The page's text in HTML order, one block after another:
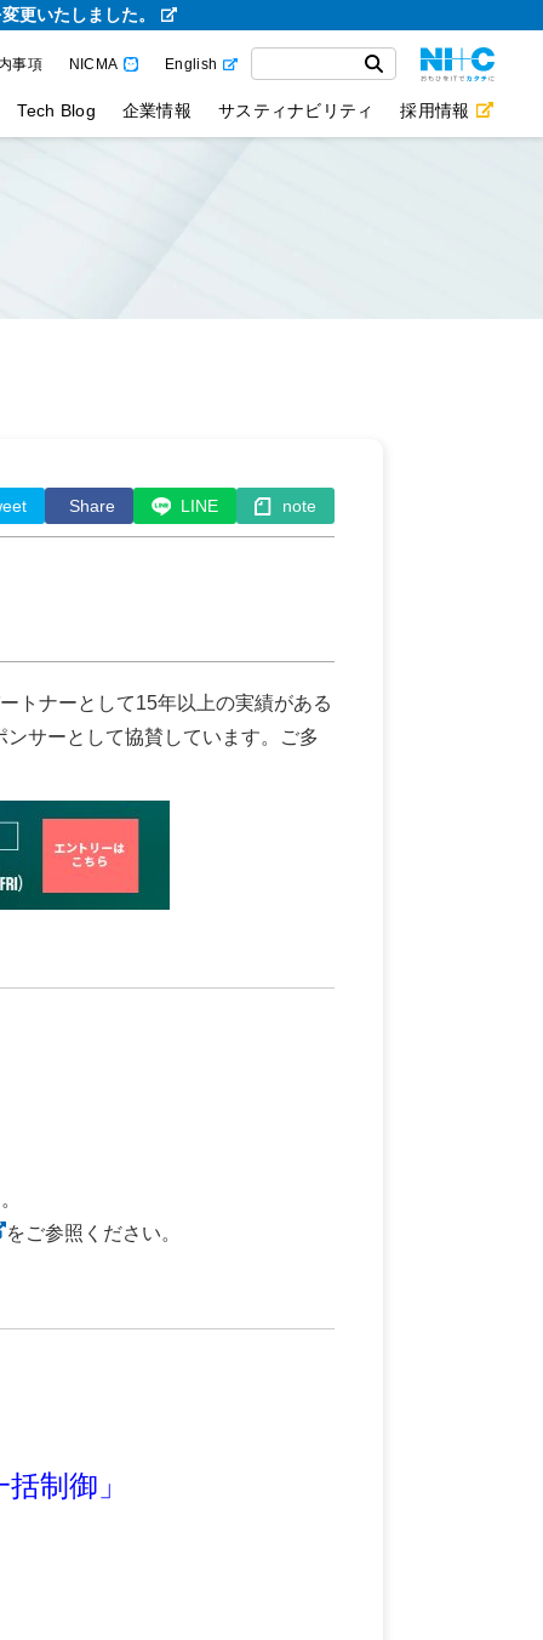
更いたしました。
事項 NICMA English
Tech Blog 企業情報 サスティナビリティ 採用情報
Share LINE note
トナーとして15年以上の実績がある
サーとして協賛しています。ご多
をご参照ください。
制御」